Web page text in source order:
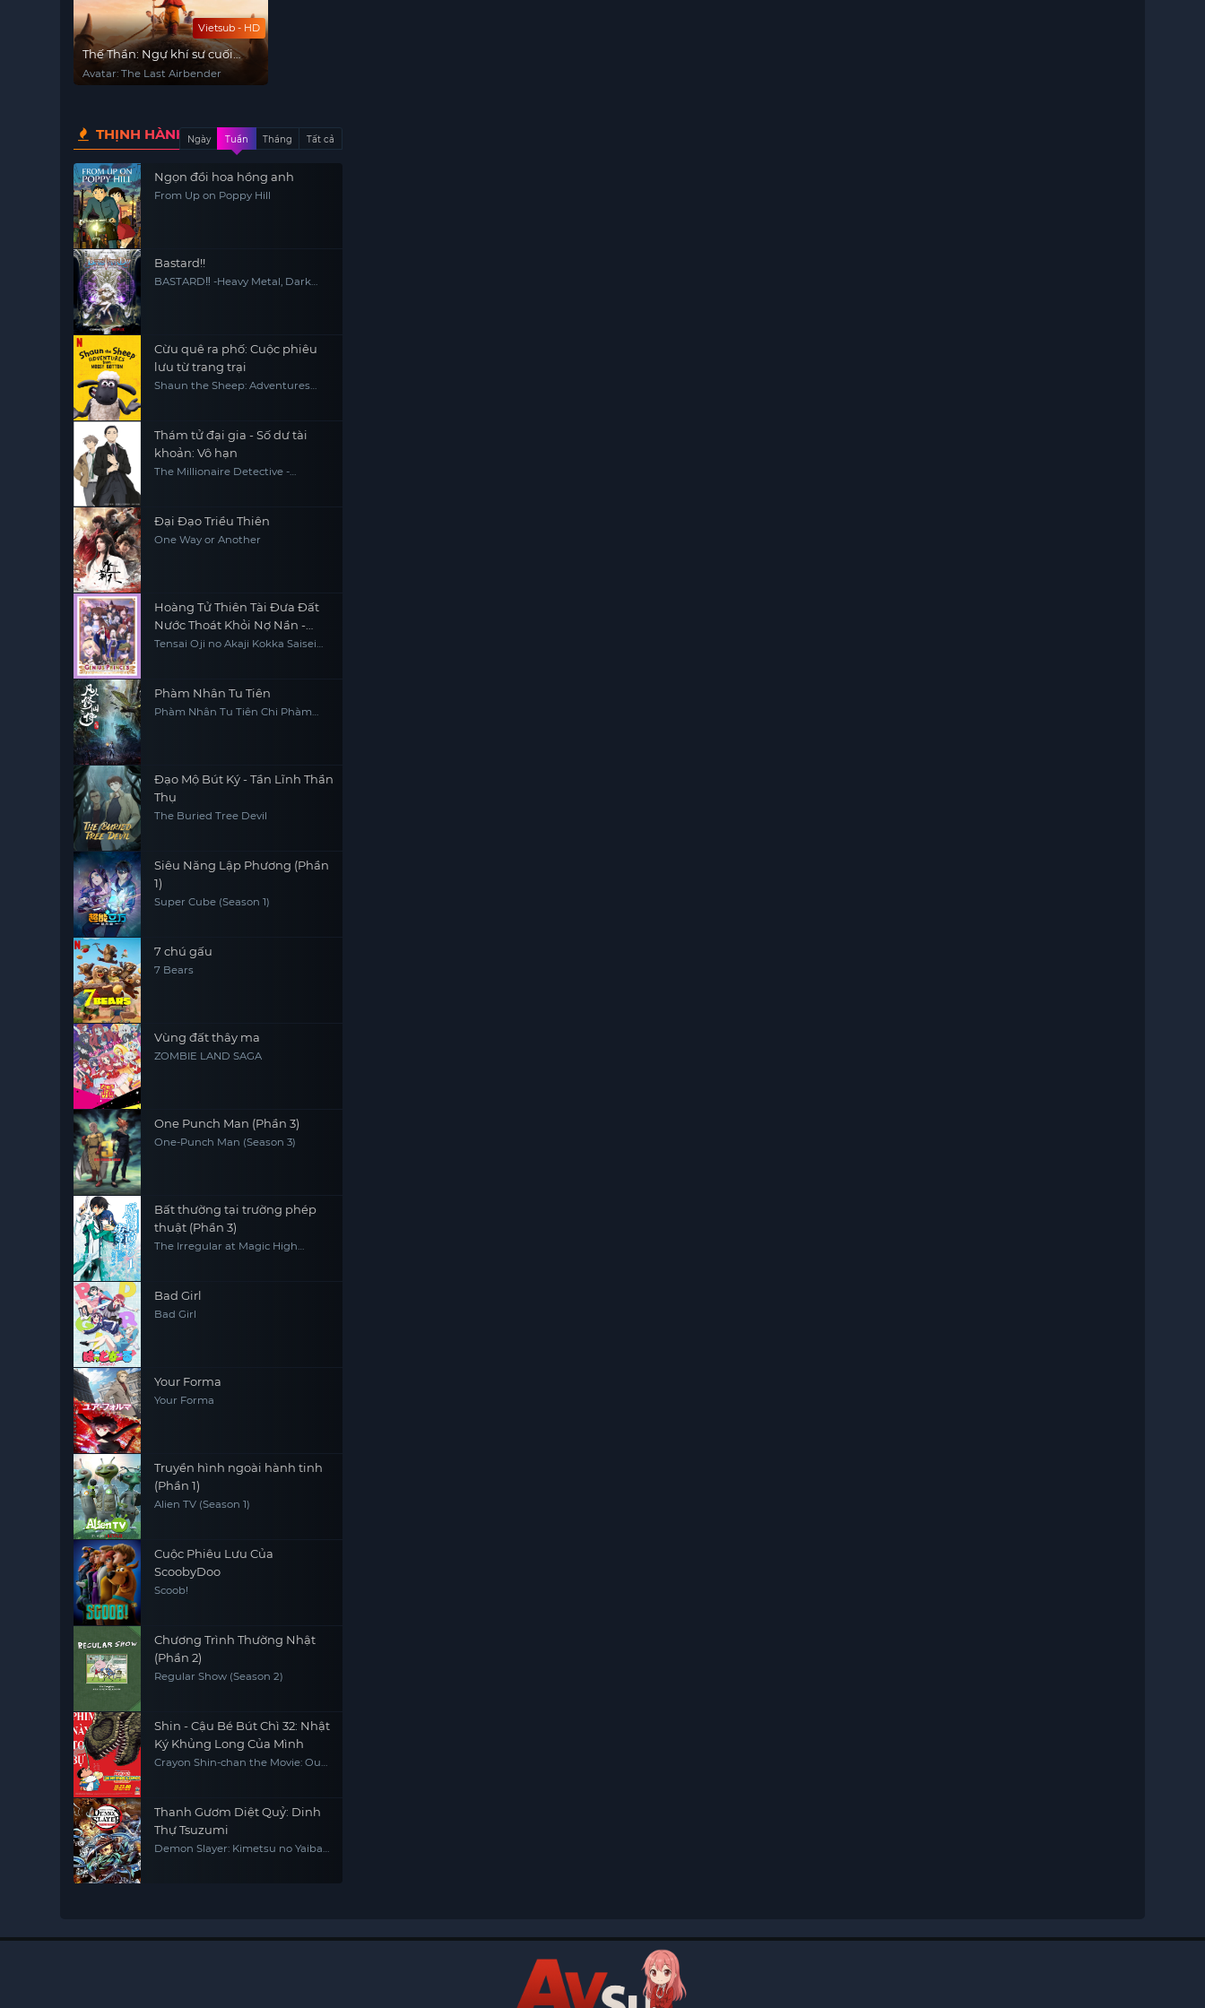
Vietsub - HD
Thế Thần: Ngự khí sư cuối
cùng
Avatar: The Last Airbender
THỊNH HÀNHNgày Tuần Tháng Tất cả
Ngọn đồi hoa hồng anh
From Up on Poppy Hill
Bastard!!
BASTARD‼ -Heavy Metal, Dark
Cừu quê ra phố: Cuộc phiêu
lưu từ trang trại
Shaun the Sheep: Adventures
Thám tử đại gia - Số dư tài
khoản: Vô hạn
The Millionaire Detective -
Đại Đạo Triều Thiên
One Way or Another
Hoàng Tử Thiên Tài Đưa Đất
Nước Thoát Khỏi Nợ Nần -
Đúng Rồi, Bán Nước Thôi
Tensai Oji no Akaji Kokka Saisei
Prince's Guide to Raising a
About Treason?)
Phàm Nhân Tu Tiên
Phàm Nhân Tu Tiên Chi Phàm
Đạo Mộ Bút Ký - Tần Lĩnh Thần
Thụ
The Buried Tree Devil
Siêu Năng Lập Phương (Phần
1)
Super Cube (Season 1)
7 chú gấu
7 Bears
Vùng đất thây ma
ZOMBIE LAND SAGA
One Punch Man (Phần 3)
One-Punch Man (Season 3)
Bất thường tại trường phép
thuật (Phần 3)
The Irregular at Magic High
Bad Girl
Bad Girl
Your Forma
Your Forma
Truyền hình ngoài hành tinh
(Phần 1)
Alien TV (Season 1)
Cuộc Phiêu Lưu Của
ScoobyDoo
Scoob!
Chương Trình Thường Nhật
(Phần 2)
Regular Show (Season 2)
Shin - Cậu Bé Bút Chì 32: Nhật
Ký Khủng Long Của Mình
Crayon Shin-chan the Movie: Our
Thanh Gươm Diệt Quỷ: Dinh
Thự Tsuzumi
Demon Slayer: Kimetsu no Yaiba